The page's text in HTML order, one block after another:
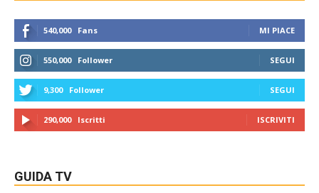
540,000 Fans MI PIACE
550,000 Follower SEGUI
9,300 Follower SEGUI
290,000 Iscritti ISCRIVITI
GUIDA TV